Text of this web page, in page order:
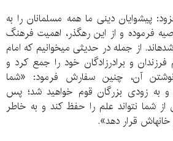
پیشوایان دینی ما همه مسلمانان را به
فرموده و از این رهگذر، اهمیت فرهنگ
از جمله در حدیثی می‏خوانیم که امام
و برادرزادگان خود را جمع کرد و
آن، چنین سفارش فرمود: «شما
به زودی بزرگان قوم خواهید شد؛ پس
شما نتواند علم را حفظ کند و به خاطر
خانه‏اش قرار دهد».